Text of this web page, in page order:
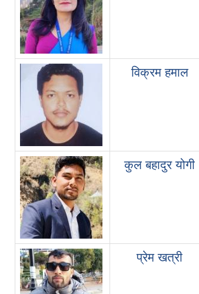
विक्रम हमाल
कुल बहादुर योगी
प्रेम खत्री